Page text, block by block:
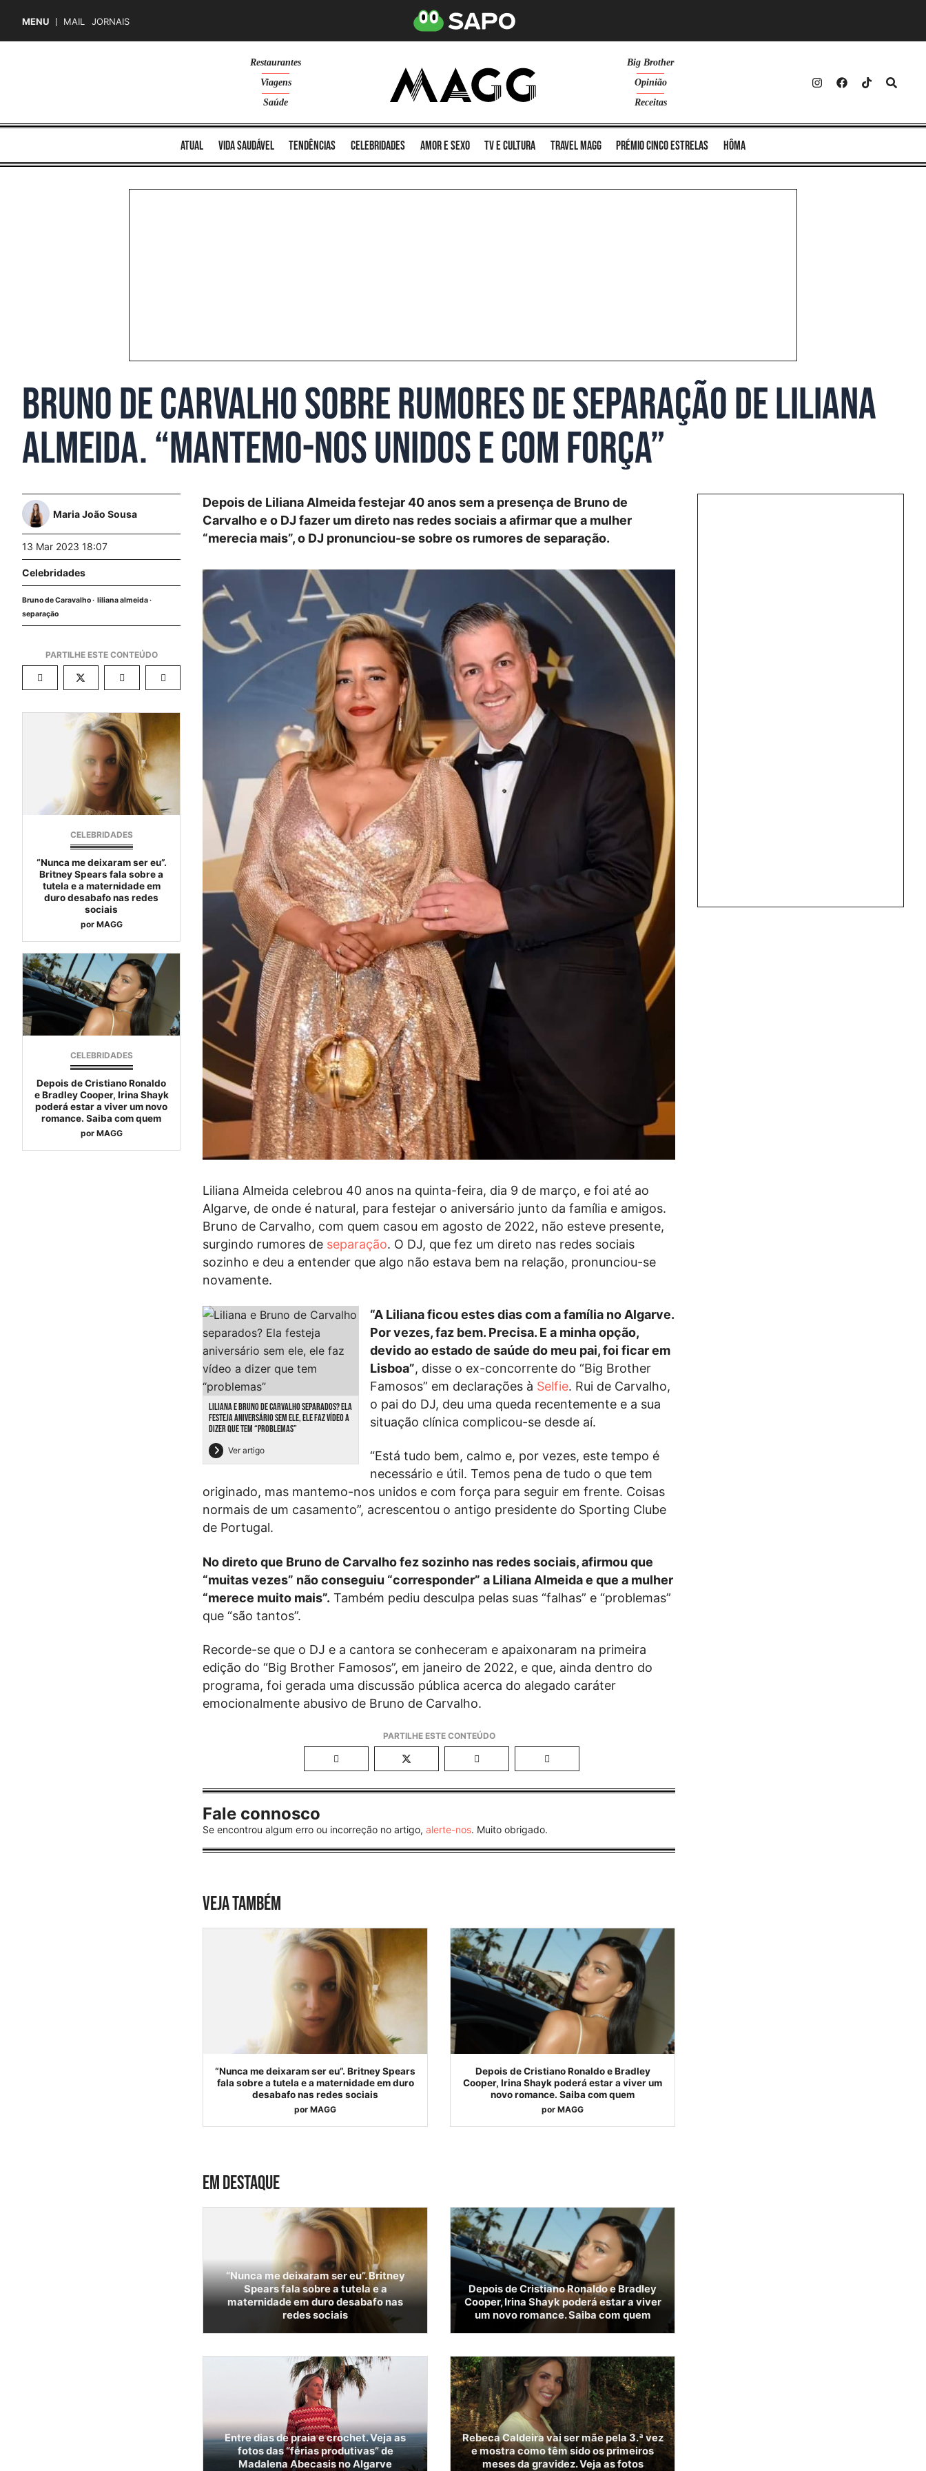
MENU MAIL JORNAIS
Restaurantes
Viagens
Saúde
Big Brother
Opinião
Receitas
atual vida saudável tendências celebridades amor e sexo TV e cultura Travel MAGG Prémio Cinco Estrelas Hôma
Bruno de Carvalho sobre rumores de separação de Liliana
Almeida. “Mantemo-nos unidos e com força”
Maria João Sousa
13 Mar 2023 18:07
Celebridades
Bruno de Caravalho
liliana almeida
separação
CELEBRIDADES
“Nunca me deixaram ser eu”.
Britney Spears fala sobre a
tutela e a maternidade em
duro desabafo nas redes
sociais
por MAGG
CELEBRIDADES
Depois de Cristiano Ronaldo
e Bradley Cooper, Irina Shayk
poderá estar a viver um novo
romance. Saiba com quem
por MAGG
Depois de Liliana Almeida festejar 40 anos sem a presença de Bruno de
Carvalho e o DJ fazer um direto nas redes sociais a afirmar que a mulher
“merecia mais”, o DJ pronunciou-se sobre os rumores de separação.
Liliana Almeida celebrou 40 anos na quinta-feira, dia 9 de março, e foi até ao
Algarve, de onde é natural, para festejar o aniversário junto da família e amigos.
Bruno de Carvalho, com quem casou em agosto de 2022, não esteve presente,
surgindo rumores de separação. O DJ, que fez um direto nas redes sociais
sozinho e deu a entender que algo não estava bem na relação, pronunciou-se
novamente.
LILIANA E BRUNO DE CARVALHO SEPARADOS? ELA
FESTEJA ANIVERSÁRIO SEM ELE, ELE FAZ VÍDEO A
DIZER QUE TEM “PROBLEMAS”
Ver artigo
“A Liliana ficou estes dias com a família no Algarve.
Por vezes, faz bem. Precisa. E a minha opção,
devido ao estado de saúde do meu pai, foi ficar em
Lisboa”, disse o ex-concorrente do “Big Brother
Famosos” em declarações à Selfie. Rui de Carvalho,
o pai do DJ, deu uma queda recentemente e a sua
situação clínica complicou-se desde aí.
“Está tudo bem, calmo e, por vezes, este tempo é
necessário e útil. Temos pena de tudo o que tem
originado, mas mantemo-nos unidos e com força para seguir em frente. Coisas
normais de um casamento”, acrescentou o antigo presidente do Sporting Clube
de Portugal.
No direto que Bruno de Carvalho fez sozinho nas redes sociais, afirmou que
“muitas vezes” não conseguiu “corresponder” a Liliana Almeida e que a mulher
“merece muito mais”. Também pediu desculpa pelas suas “falhas” e “problemas”
que “são tantos”.
Recorde-se que o DJ e a cantora se conheceram e apaixonaram na primeira
edição do “Big Brother Famosos”, em janeiro de 2022, e que, ainda dentro do
programa, foi gerada uma discussão pública acerca do alegado caráter
emocionalmente abusivo de Bruno de Carvalho.
Fale connosco
Se encontrou algum erro ou incorreção no artigo,alerte-nos. Muito obrigado.
VEJA TAMBÉM
“Nunca me deixaram ser eu”. Britney Spears
fala sobre a tutela e a maternidade em duro
desabafo nas redes sociais
por MAGG
Depois de Cristiano Ronaldo e Bradley
Cooper, Irina Shayk poderá estar a viver um
novo romance. Saiba com quem
por MAGG
EM DESTAQUE
“Nunca me deixaram ser eu”. Britney
Spears fala sobre a tutela e a
maternidade em duro desabafo nas
redes sociais
Depois de Cristiano Ronaldo e Bradley
Cooper, Irina Shayk poderá estar a viver
um novo romance. Saiba com quem
Entre dias de praia e crochet. Veja as
fotos das “férias produtivas” de
Madalena Abecasis no Algarve
Rebeca Caldeira vai ser mãe pela 3.ª vez
e mostra como têm sido os primeiros
meses da gravidez. Veja as fotos